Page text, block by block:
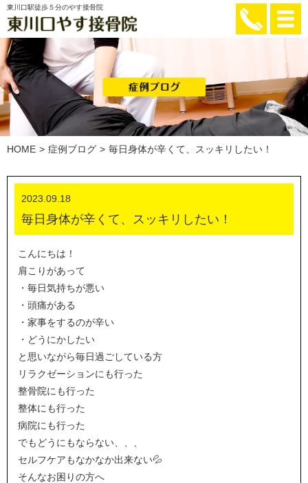
東川口駅徒歩５分のやす接骨院
HOME 症例ブログ 毎日身体が辛くて、スッキリしたい！
2023.09.18
毎日身体が辛くて、スッキリしたい！
こんにちは！
肩こりがあって
・毎日気持ちが悪い
・頭痛がある
・家事をするのが辛い
・どうにかしたい
と思いながら毎日過ごしている方
リラクゼーションにも行った
整骨院にも行った
整体にも行った
病院にも行った
でもどうにもならない、、、
セルフケアもなかなか出来ない💦
そんなお困りの方へ